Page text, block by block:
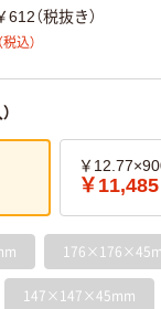
612（税抜き）
（税込）
￥
￥11,485
147×147×45mm